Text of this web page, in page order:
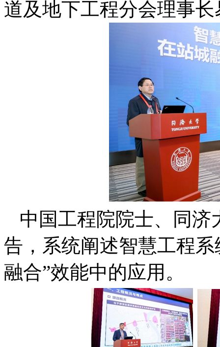
道及地下工程分会理事
中国工程院院士、同
告，系统阐述智慧工程
融合”效能中的应用。